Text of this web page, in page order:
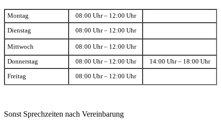
Montag 08:00 Uhr – 12:00 Uhr
Dienstag 08:00 Uhr – 12:00 Uhr
Mittwoch 08:00 Uhr – 12:00 Uhr
Donnerstag 08:00 Uhr – 12:00 Uhr 14:00 Uhr – 18:00 Uhr
Freitag 08:00 Uhr – 12:00 Uhr
Sonst Sprechzeiten nach Vereinbarung